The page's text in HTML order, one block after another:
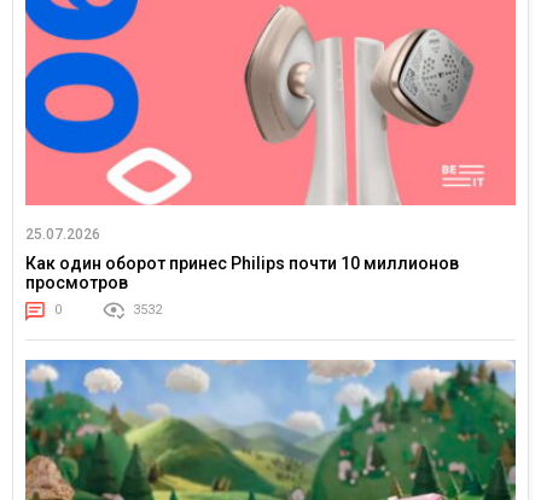
25.07.2026
Как один оборот принес Philips почти 10 миллионов
просмотров
0 3532